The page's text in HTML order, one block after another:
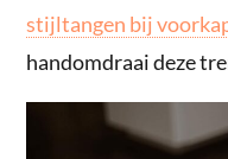
stijltangen bij
handomdraai deze